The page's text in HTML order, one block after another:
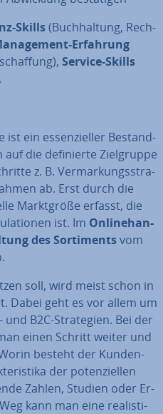
Skills(Buch­hal­tung, Rech­
Erfahrung
Service-Skills
.
ist ein es­sen­zi­el­ler Be­stand­
auf die de­fi­nier­te Ziel­grup­pe
z. B. Ver­mar­kungs­stra­
ab. Erst durch die
Markt­grö­ße erfasst, die
ist. Im On­line­han­
des Sor­ti­mentsvom
soll, wird meist schon in
Dabei geht es vor allem um
B2C-Stra­te­gien. Bei der
einen Schritt weiter und
besteht der Kun­den­
der po­ten­zi­el­len
Zahlen, Studien oder Er­
kann man eine rea­lis­ti­